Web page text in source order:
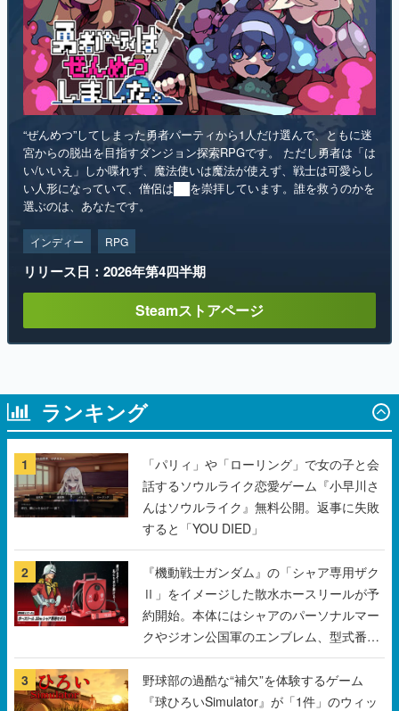
“ぜんめつ”してしまった勇者パーティから1人だけ選んで、ともに迷
宮からの脱出を目指すダンジョン探索RPGです。 ただし勇者は「は
い/いいえ」しか喋れず、魔法使いは魔法が使えず、戦士は可愛らし
い人形になっていて、僧侶は██を崇拝しています。誰を救うのかを
選ぶのは、あなたです。
インディー RPG
リリース日：2026年第4四半期
ランキング
1
「パリィ」や「ローリング」で女の子と会
話するソウルライク恋愛ゲーム『小早川さ
んはソウルライク』無料公開。返事に失敗
すると「YOU DIED」
2
『機動戦士ガンダム』の「シャア専用ザク
Ⅱ」をイメージした散水ホースリールが予
約開始。本体にはシャアのパーソナルマー
クやジオン公国軍のエンブレム、型式番号
などを配置
3
野球部の過酷な“補欠”を体験するゲーム
『球ひろいSimulator』が「1件」のウィッ
シュリストをもとにチェコ語に対応しSNS
で話題に。『キングダム・カム』開発元や
チェコのプロ野球選手から称賛の声